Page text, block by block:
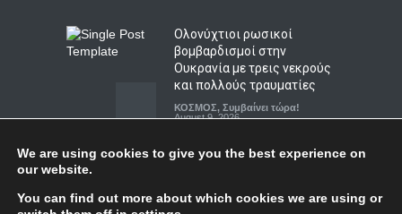
Ολονύχτιοι ρωσικοί
βομβαρδισμοί στην
Ουκρανία με τρεις νεκρούς
και πολλούς τραυματίες
ΚΟΣΜΟΣ, Συμβαίνει τώρα!
August 9, 2026
Η Βουλγαρία κατηγορεί το
εκρηκτικά που συνετρίβη
We are using cookies to give you the best experience on
our website.
You can find out more about which cookies we are using or